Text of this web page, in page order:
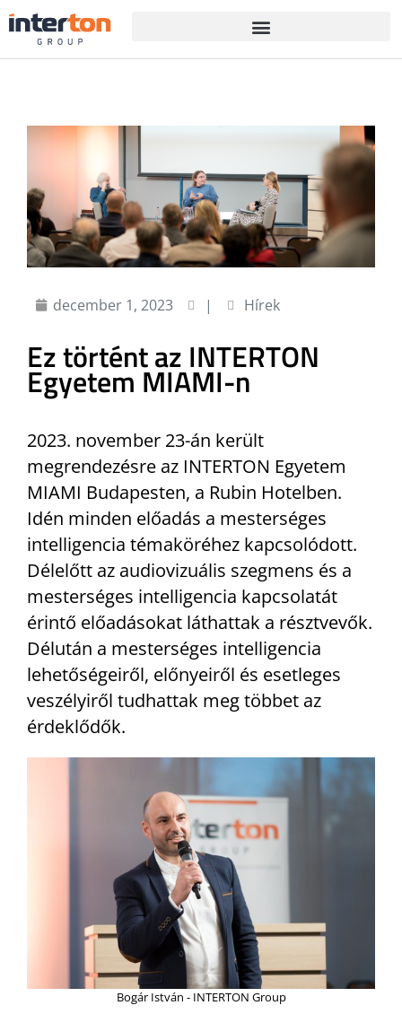
december 1, 2023 | Hírek
Ez történt az INTERTON
Egyetem MIAMI-n
2023. november 23-án került
megrendezésre az INTERTON Egyetem
MIAMI Budapesten, a Rubin Hotelben.
Idén minden előadás a mesterséges
intelligencia témaköréhez kapcsolódott.
Délelőtt az audiovizuális szegmens és a
mesterséges intelligencia kapcsolatát
érintő előadásokat láthattak a résztvevők.
Délután a mesterséges intelligencia
lehetőségeiről, előnyeiről és esetleges
veszélyiről tudhattak meg többet az
érdeklődők.
Bogár István - INTERTON Group